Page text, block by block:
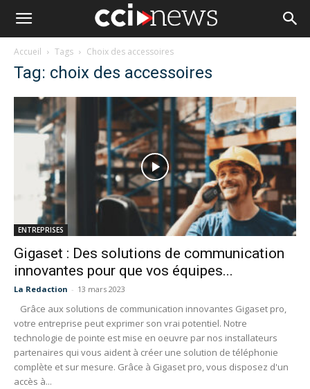
Accueil Tags Choix des accessoires
Tag: choix des accessoires
ENTREPRISES
Gigaset : Des solutions de communication
innovantes pour que vos équipes...
La Redaction - 13 mars 2023
Grâce aux solutions de communication innovantes Gigaset pro,
votre entreprise peut exprimer son vrai potentiel. Notre
technologie de pointe est mise en oeuvre par nos installateurs
partenaires qui vous aident à créer une solution de téléphonie
complète et sur mesure. Grâce à Gigaset pro, vous disposez d'un
accès à...